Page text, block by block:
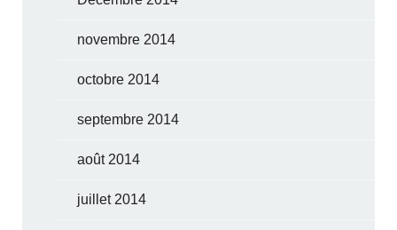
novembre 2014
octobre 2014
septembre 2014
août 2014
juillet 2014